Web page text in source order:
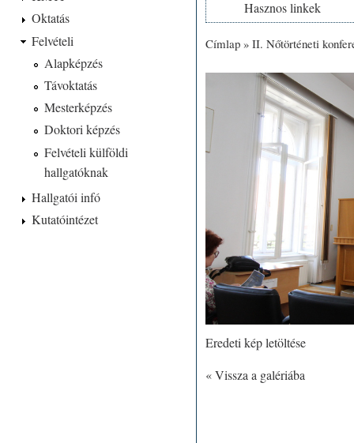
Oktatás
Felvételi
Alapképzés
Távoktatás
Mesterképzés
Doktori képzés
Felvételi külföldi
hallgatóknak
Hallgatói infó
Kutatóintézet
Hasznos linkek
Címlap »II. Nőtörténeti
Eredeti kép letöltése
« Vissza a galériába